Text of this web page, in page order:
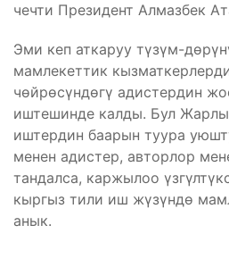
чечти Президент Алмазбек
Эми кеп аткаруу түзүм-
мамлекеттик
чөйрөсүндөгү адистердин
иштешинде калды. Бул
иштердин баарын туура
менен адистер, авторлор
тандалса, каржылоо
кыргыз тили иш жүзүндө
анык.